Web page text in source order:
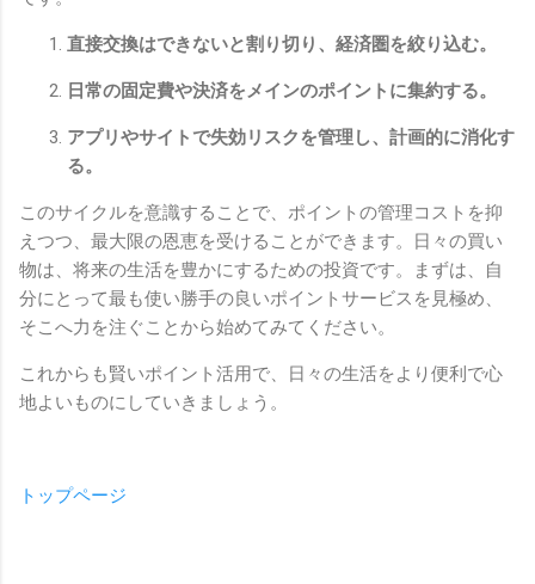
直接交換はできないと割り切り、経済圏を絞り込む。
日常の固定費や決済をメインのポイントに集約する。
アプリやサイトで失効リスクを管理し、計画的に消化す
る。
このサイクルを意識することで、ポイントの管理コストを抑
えつつ、最大限の恩恵を受けることができます。日々の買い
物は、将来の生活を豊かにするための投資です。まずは、自
分にとって最も使い勝手の良いポイントサービスを見極め、
そこへ力を注ぐことから始めてみてください。
これからも賢いポイント活用で、日々の生活をより便利で心
地よいものにしていきましょう。
トップページ